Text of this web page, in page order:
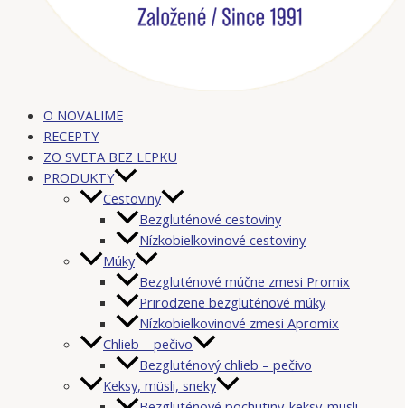
O NOVALIME
RECEPTY
ZO SVETA BEZ LEPKU
PRODUKTY
Cestoviny
Bezgluténové cestoviny
Nízkobielkovinové cestoviny
Múky
Bezgluténové múčne zmesi Promix
Prirodzene bezgluténové múky
Nízkobielkovinové zmesi Apromix
Chlieb – pečivo
Bezgluténový chlieb – pečivo
Keksy, müsli, sneky